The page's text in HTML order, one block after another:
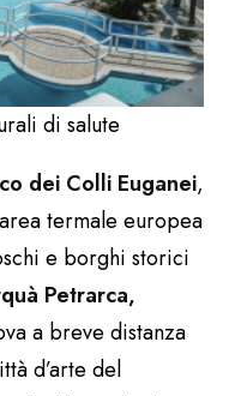
di salute
dei Colli Euganei,
termale europea
e borghi storici
Petrarca,
a breve distanza
d’arte del